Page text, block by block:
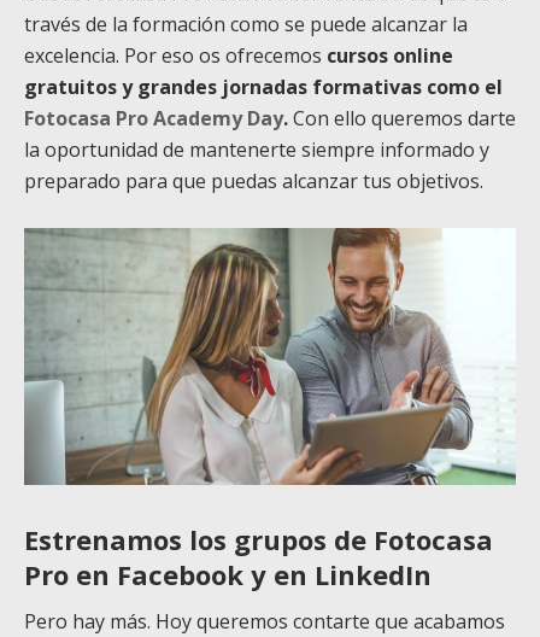
través de la formación como se puede alcanzar la
excelencia. Por eso os ofrecemos cursos online
gratuitos y grandes jornadas formativas como el
Fotocasa Pro Academy Day.Con ello queremos darte
la oportunidad de mantenerte siempre informado y
preparado para que puedas alcanzar tus objetivos.
Estrenamos los grupos de Fotocasa
Pro en Facebook y en LinkedIn
Pero hay más. Hoy queremos contarte que acabamos